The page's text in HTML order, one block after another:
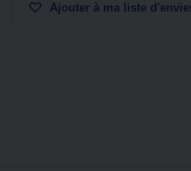
Ajouter à ma liste